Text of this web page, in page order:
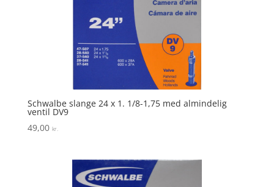
Schwalbe slange 24 x 1. 1/8-1,75 med almindelig
ventil DV9
49,00 kr.